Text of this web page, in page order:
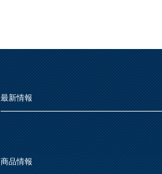
ガーデン木部
木部ステイン・ニス・ワックス
スプレー
ホビー・工作
下地処理・塗装関連・その他
最新情報
商品情報